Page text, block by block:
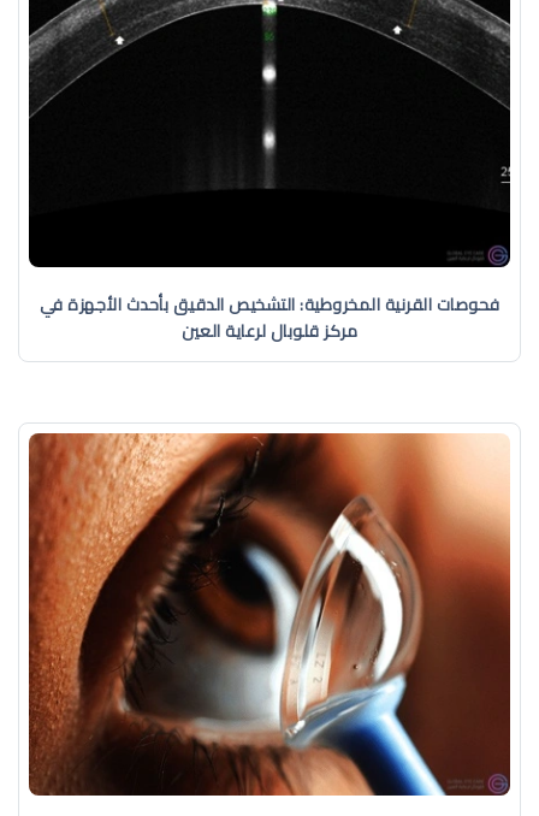
فحوصات القرنية المخروطية: التشخيص الدقيق بأحدث الأجهزة في
مركز قلوبال لرعاية العين